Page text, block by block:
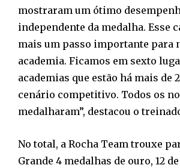
mostraram um ótimo
independente da medalha. Esse
mais um passo importante para
academia. Ficamos em sexto
academias que estão há mais de
cenário competitivo. Todos os
medalharam”, destacou o
No total, a Rocha Team trouxe
Grande 4 medalhas de ouro, 12